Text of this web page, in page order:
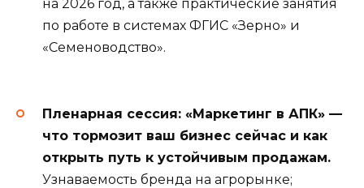
на 2026 год, а также практические занятия
по работе в системах ФГИС «Зерно» и
«Семеноводство».
Пленарная сессия: «Маркетинг в АПК» —
что тормозит ваш бизнес сейчас и как
открыть путь к устойчивым продажам.
Узнаваемость бренда на агрорынке;